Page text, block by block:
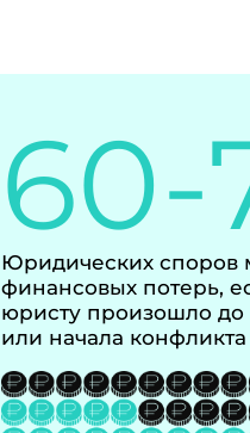
60-
Юридических
финансовых потерь,
юристу произошло до
или начала конфликта